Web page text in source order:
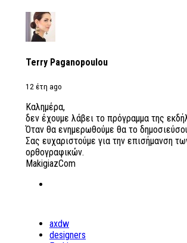
Terry Paganopoulou
12 έτη ago
Καλημέρα,
δεν έχουμε λάβει το πρόγραμμα της
Όταν θα ενημερωθούμε θα το
Σας ευχαριστούμε για την επισήμανση
ορθογραφικών.
MakigiazCom
axdw
designers